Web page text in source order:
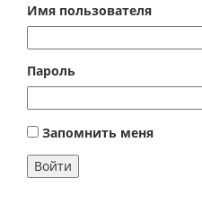
Имя пользователя
Пароль
Запомнить меня
Войти